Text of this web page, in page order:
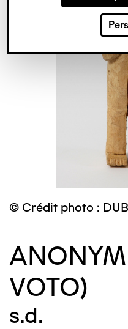
© Crédit photo :
VOTO)
s.d.